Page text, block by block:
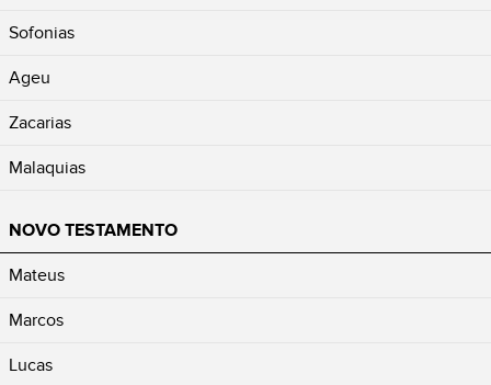
Sofonias
Ageu
Zacarias
Malaquias
NOVO TESTAMENTO
Mateus
Marcos
Lucas